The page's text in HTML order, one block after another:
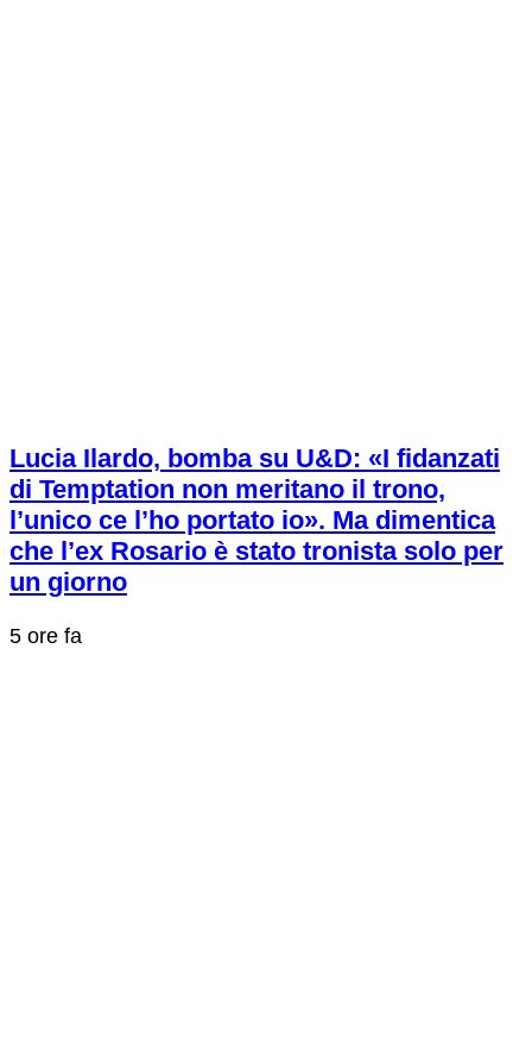
Lucia Ilardo, bomba su U&D: «I fidanzati
di Temptation non meritano il trono,
l’unico ce l’ho portato io». Ma dimentica
che l’ex Rosario è stato tronista solo per
un giorno
5 ore fa